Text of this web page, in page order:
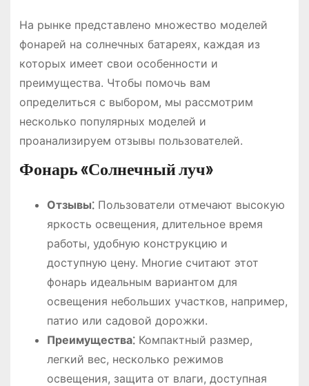
На рынке представлено множество моделей
фонарей на солнечных батареях, каждая из
которых имеет свои особенности и
преимущества. Чтобы помочь вам
определиться с выбором, мы рассмотрим
несколько популярных моделей и
проанализируем отзывы пользователей.
Фонарь «Солнечный луч»
Отзывы⁚Пользователи отмечают высокую
яркость освещения, длительное время
работы, удобную конструкцию и
доступную цену. Многие считают этот
фонарь идеальным вариантом для
освещения небольших участков, например,
патио или садовой дорожки.
Преимущества⁚Компактный размер,
легкий вес, несколько режимов
освещения, защита от влаги, доступная